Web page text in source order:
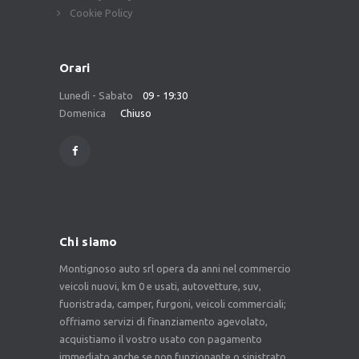
Cookie Policy
Orari
Lunedì - Sabato 09 - 19:30
Domenica Chiuso
Chi siamo
Montignoso auto srl opera da anni nel commercio
veicoli nuovi, km 0 e usati, autovetture, suv,
fuoristrada, camper, furgoni, veicoli commerciali;
offriamo servizi di finanziamento agevolato,
acquistiamo il vostro usato con pagamento